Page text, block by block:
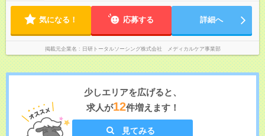
気になる！ 応募する 詳細へ
掲載元企業名 日研トータルソーシング株式会社 メディカルケア事業部
少しエリアを広げると、
求人が12件増えます！
見てみる